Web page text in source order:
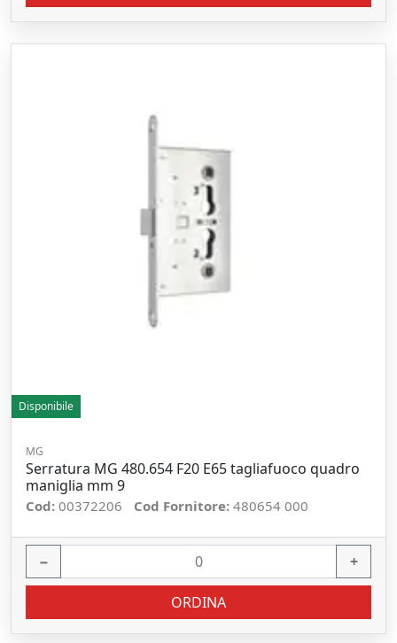
Disponibile
MG
Serratura MG 480.654 F20 E65 tagliafuoco quadro
maniglia mm 9
Cod: 00372206 Cod Fornitore: 480654 000
− +
ORDINA